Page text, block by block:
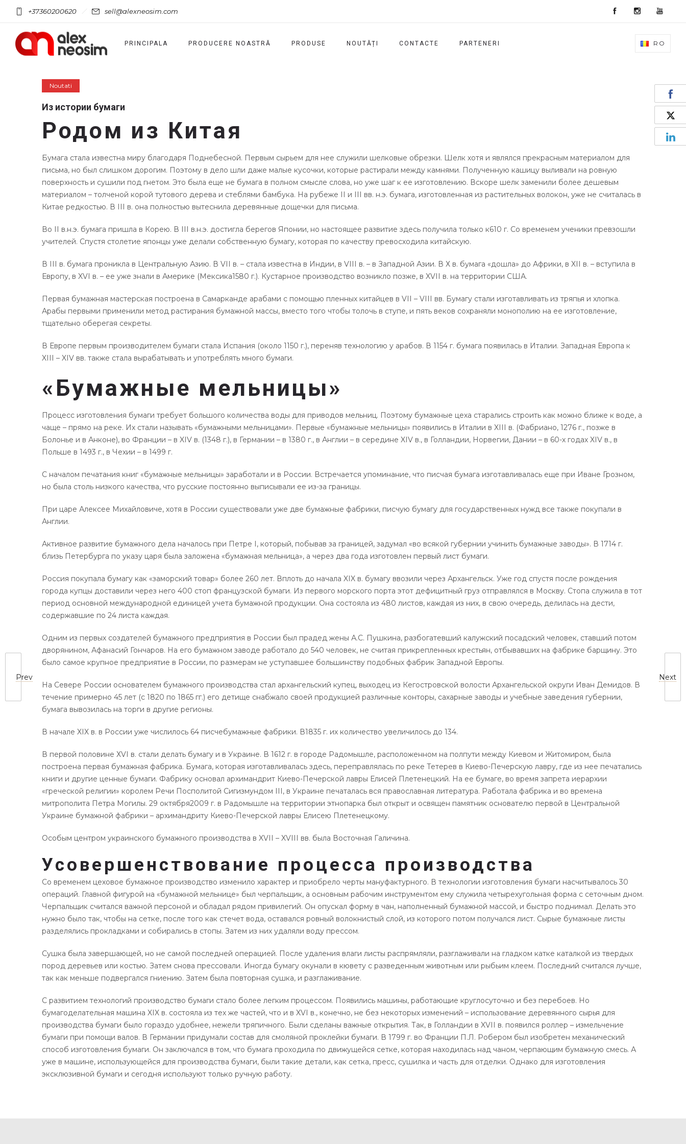
+37360200620 sell@alexneosim.com
RO
PRINCIPALA PRODUCERE NOASTRĂ PRODUSE NOUTĂȚI CONTACTE PARTENERI
Prev Next
Noutati
Из истории бумаги
Родом из Китая
Бумага стала известна миру благодаря Поднебесной. Первым сырьем для нее служили шелковые обрезки. Шелк хотя и являлся прекрасным материалом для
письма, но был слишком дорогим. Поэтому в дело шли даже малые кусочки, которые растирали между камнями. Полученную кашицу выливали на ровную
поверхность и сушили под гнетом. Это была еще не бумага в полном смысле слова, но уже шаг к ее изготовлению. Вскоре шелк заменили более дешевым
материалом – толченой корой тутового дерева и стеблями бамбука. На рубеже II и III вв. н.э. бумага, изготовленная из растительных волокон, уже не считалась в
Китае редкостью. В III в. она полностью вытеснила деревянные дощечки для письма.
Во II в.н.э. бумага пришла в Корею. В III в.н.э. достигла берегов Японии, но настоящее развитие здесь получила только к610 г. Со временем ученики превзошли
учителей. Спустя столетие японцы уже делали собственную бумагу, которая по качеству превосходила китайскую.
В III в. бумага проникла в Центральную Азию. В VII в. – стала известна в Индии, в VIII в. – в Западной Азии. В Х в. бумага «дошла» до Африки, в XII в. – вступила в
Европу, в XVI в. – ее уже знали в Америке (Мексика1580 г.). Кустарное производство возникло позже, в XVII в. на территории США.
Первая бумажная мастерская построена в Самарканде арабами с помощью пленных китайцев в VII – VIII вв. Бумагу стали изготавливать из тряпья и хлопка.
Арабы первыми применили метод растирания бумажной массы, вместо того чтобы толочь в ступе, и пять веков сохраняли монополию на ее изготовление,
тщательно оберегая секреты.
В Европе первым производителем бумаги стала Испания (около 1150 г.), переняв технологию у арабов. В 1154 г. бумага появилась в Италии. Западная Европа к
XIII – XIV вв. также стала вырабатывать и употреблять много бумаги.
«Бумажные мельницы»
Процесс изготовления бумаги требует большого количества воды для приводов мельниц. Поэтому бумажные цеха старались строить как можно ближе к воде, а
чаще – прямо на реке. Их стали называть «бумажными мельницами». Первые «бумажные мельницы» появились в Италии в XIII в. (Фабриано, 1276 г., позже в
Болонье и в Анконе), во Франции – в XIV в. (1348 г.), в Германии – в 1380 г., в Англии – в середине XIV в., в Голландии, Норвегии, Дании – в 60-х годах XIV в., в
Польше в 1493 г., в Чехии – в 1499 г.
С началом печатания книг «бумажные мельницы» заработали и в России. Встречается упоминание, что писчая бумага изготавливалась еще при Иване Грозном,
но была столь низкого качества, что русские постоянно выписывали ее из-за границы.
При царе Алексее Михайловиче, хотя в России существовали уже две бумажные фабрики, писчую бумагу для государственных нужд все также покупали в
Англии.
Активное развитие бумажного дела началось при Петре I, который, побывав за границей, задумал «во всякой губернии учинить бумажные заводы». В 1714 г.
близь Петербурга по указу царя была заложена «бумажная мельница», а через два года изготовлен первый лист бумаги.
Россия покупала бумагу как «заморский товар» более 260 лет. Вплоть до начала XIX в. бумагу ввозили через Архангельск. Уже год спустя после рождения
города купцы доставили через него 400 стоп французской бумаги. Из первого морского порта этот дефицитный груз отправлялся в Москву. Стопа служила в тот
период основной международной единицей учета бумажной продукции. Она состояла из 480 листов, каждая из них, в свою очередь, делилась на дести,
содержавшие по 24 листа каждая.
Одним из первых создателей бумажного предприятия в России был прадед жены А.С. Пушкина, разбогатевший калужский посадский человек, ставший потом
дворянином, Афанасий Гончаров. На его бумажном заводе работало до 540 человек, не считая прикрепленных крестьян, отбывавших на фабрике барщину. Это
было самое крупное предприятие в России, по размерам не уступавшее большинству подобных фабрик Западной Европы.
На Севере России основателем бумажного производства стал архангельский купец, выходец из Кегостровской волости Архангельской округи Иван Демидов. В
течение примерно 45 лет (с 1820 по 1865 гг.) его детище снабжало своей продукцией различные конторы, сахарные заводы и учебные заведения губернии,
бумага вывозилась на торги в другие регионы.
В начале XIX в. в России уже числилось 64 писчебумажные фабрики. В1835 г. их количество увеличилось до 134.
В первой половине ХVI в. стали делать бумагу и в Украине. В 1612 г. в городе Радомышле, расположенном на полпути между Киевом и Житомиром, была
построена первая бумажная фабрика. Бумага, которая изготавливалась здесь, переправлялась по реке Тетерев в Киево-Печерскую лавру, где из нее печатались
книги и другие ценные бумаги. Фабрику основал архимандрит Киево-Печерской лавры Елисей Плетенецкий. На ее бумаге, во время запрета иерархии
«греческой религии» королем Речи Посполитой Сигизмундом III, в Украине печаталась вся православная литература. Работала фабрика и во времена
митрополита Петра Могилы. 29 октября2009 г. в Радомышле на территории этнопарка был открыт и освящен памятник основателю первой в Центральной
Украине бумажной фабрики – архимандриту Киево-Печерской лавры Елисею Плетенецкому.
Особым центром украинского бумажного производства в XVII – XVIII вв. была Восточная Галичина.
Усовершенствование процесса производства
Со временем цеховое бумажное производство изменило характер и приобрело черты мануфактурного. В технологии изготовления бумаги насчитывалось 30
операций. Главной фигурой на «бумажной мельнице» был черпальщик, а основным рабочим инструментом ему служила четырехугольная форма с сеточным дном.
Черпальщик считался важной персоной и обладал рядом привилегий. Он опускал форму в чан, наполненный бумажной массой, и быстро поднимал. Делать это
нужно было так, чтобы на сетке, после того как стечет вода, оставался ровный волокнистый слой, из которого потом получался лист. Сырые бумажные листы
разделялись прокладками и собирались в стопы. Затем из них удаляли воду прессом.
Сушка была завершающей, но не самой последней операцией. После удаления влаги листы распрямляли, разглаживали на гладком катке каталкой из твердых
пород деревьев или костью. Затем снова прессовали. Иногда бумагу окунали в кювету с разведенным животным или рыбьим клеем. Последний считался лучше,
так как меньше подвергался гниению. Затем была повторная сушка, и разглаживание.
С развитием технологий производство бумаги стало более легким процессом. Появились машины, работающие круглосуточно и без перебоев. Но
бумагоделательная машина XIX в. состояла из тех же частей, что и в XVI в., конечно, не без некоторых изменений – использование деревянного сырья для
производства бумаги было гораздо удобнее, нежели тряпичного. Были сделаны важные открытия. Так, в Голландии в XVII в. появился роллер – измельчение
бумаги при помощи валов. В Германии придумали состав для смоляной проклейки бумаги. В 1799 г. во Франции П.Л. Робером был изобретен механический
способ изготовления бумаги. Он заключался в том, что бумага проходила по движущейся сетке, которая находилась над чаном, черпающим бумажную смесь. А
уже в машине, использующейся для производства бумаги, были такие детали, как сетка, пресс, сушилка и часть для отделки. Однако для изготовления
эксклюзивной бумаги и сегодня используют только ручную работу.